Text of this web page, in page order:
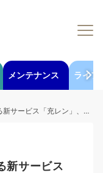
メンテナンス ライフ
境先進マンション「BRANZ」に導入開始。
新サービス